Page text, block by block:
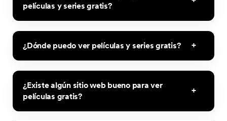
películas y series gratis?
¿Dónde puedo ver películas y series gratis?
¿Existe algún sitio web bueno para ver
películas gratis?